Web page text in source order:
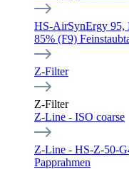
HS-AirSynErgy 95,
85% (F9)
Z-Filter
Z-Filter
Z-Line - ISO coarse
Z-Line - HS-Z-50-
Papprahmen